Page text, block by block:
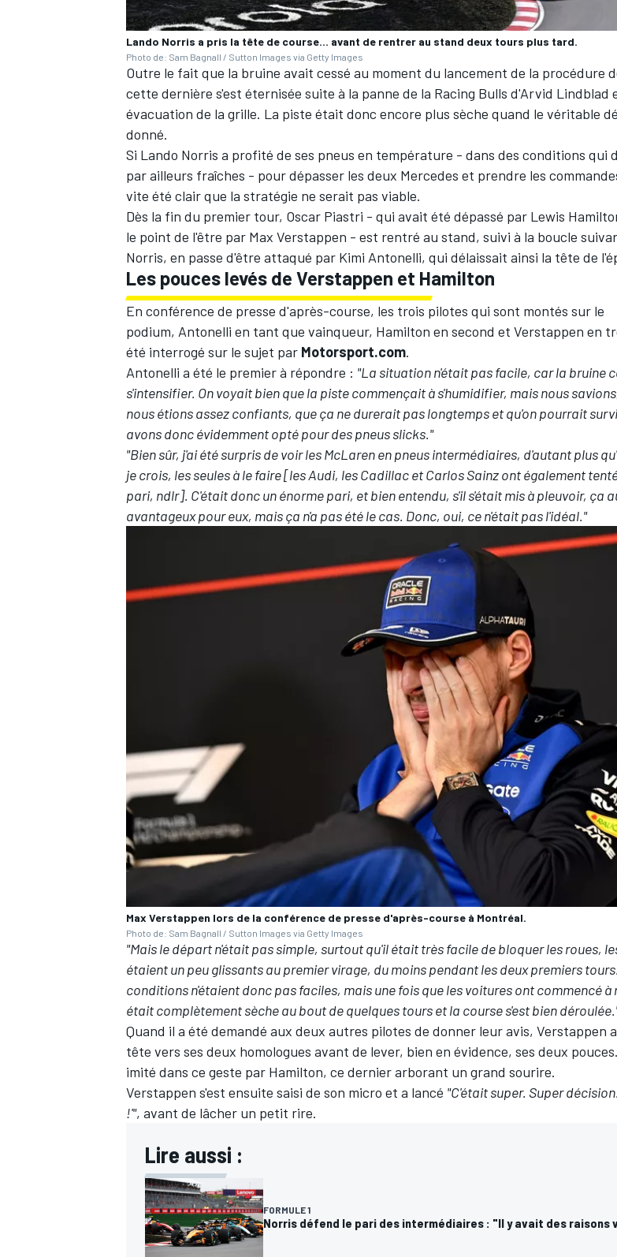
AUTRES CHAMPIONNATS
Lando Norris a pris la tête de course... avant de rentrer au stand deux tours plus tard.
Photo de: Sam Bagnall / Sutton Images via Getty Images
Outre le fait que la bruine avait cessé au moment du lancement de la procédure
cette dernière s'est éternisée suite à la panne de la Racing Bulls d'Arvid Lindblad
évacuation de la grille. La piste était donc encore plus sèche quand le véritable
donné.
Si Lando Norris a profité de ses pneus en température - dans des conditions qui
par ailleurs fraîches - pour dépasser les deux Mercedes et prendre les
vite été clair que la stratégie ne serait pas viable.
Dès la fin du premier tour, Oscar Piastri - qui avait été dépassé par Lewis
le point de l'être par Max Verstappen - est rentré au stand, suivi à la boucle
Norris, en passe d'être attaqué par Kimi Antonelli, qui délaissait ainsi la tête de
Les pouces levés de Verstappen et Hamilton
En conférence de presse d'après-course, les trois pilotes qui sont montés sur le
podium, Antonelli en tant que vainqueur, Hamilton en second et Verstappen en
été interrogé sur le sujet par Motorsport.com.
Antonelli a été le premier à répondre : "La situation n'était pas facile, car la bruine
s'intensifier. On voyait bien que la piste commençait à s'humidifier, mais nous
nous étions assez confiants, que ça ne durerait pas longtemps et qu'on pourrait
avons donc évidemment opté pour des pneus slicks."
"Bien sûr, j'ai été surpris de voir les McLaren en pneus intermédiaires, d'autant plus
je crois, les seules à le faire [lesAudi, lesCadillacetCarlos Sainzont également
pari, ndlr]. C'était donc un énorme pari, et bien entendu, s'il s'était mis à pleuvoir, ça
avantageux pour eux, mais ça n'a pas été le cas. Donc, oui, ce n'était pas l'idéal."
Max Verstappen lors de la conférence de presse d'après-course à Montréal.
Photo de: Sam Bagnall / Sutton Images via Getty Images
"Mais le départ n'était pas simple, surtout qu'il était très facile de bloquer les roues,
étaient un peu glissants au premier virage, du moins pendant les deux premiers
conditions n'étaient donc pas faciles, mais une fois que les voitures ont commencé à
était complètement sèche au bout de quelques tours et la course s'est bien
Quand il a été demandé aux deux autres pilotes de donner leur avis, Verstappen
tête vers ses deux homologues avant de lever, bien en évidence, ses deux
imité dans ce geste par Hamilton, ce dernier arborant un grand sourire.
Verstappen s'est ensuite saisi de son micro et a lancé "C'était super. Super
!'", avant de lâcher un petit rire.
Lire aussi :
FORMULE 1
Norris défend le pari des intermédiaires : "Il y avait des raisons